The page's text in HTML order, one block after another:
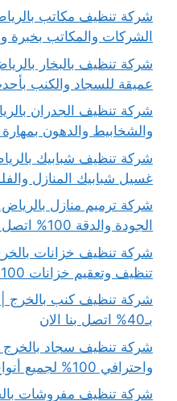
الشركات والمكاتب بخبرة
عميقة للسجاد والكنب
والشخابيط والدهون بمهارة 100% اتصل االن
غسيل شبابيك المنازل
الجودة والدقة 100% اتصل بنا الان
تنظيف وتعقيم خزانات 100%منزلية اتصل الان
شركة تنظيف كنب بالخرج |
بـ40% اتصل بنا الان
واحترافي 100% لجميع أنواع السجاد